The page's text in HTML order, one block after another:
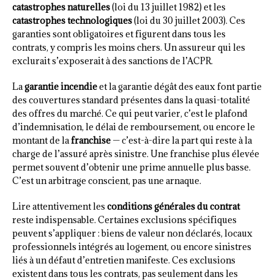
catastrophes naturelles(loi du 13 juillet 1982) et les
catastrophes technologiques(loi du 30 juillet 2003). Ces
garanties sont obligatoires et figurent dans tous les
contrats, y compris les moins chers. Un assureur qui les
exclurait s’exposerait à des sanctions de l’ACPR.
Lagarantie incendieet la garantie dégât des eaux font partie
des couvertures standard présentes dans la quasi-totalité
des offres du marché. Ce qui peut varier, c’est le plafond
d’indemnisation, le délai de remboursement, ou encore le
montant de lafranchise — c’est-à-dire la part qui reste à la
charge de l’assuré après sinistre. Une franchise plus élevée
permet souvent d’obtenir une prime annuelle plus basse.
C’est un arbitrage conscient, pas une arnaque.
Lire attentivement les conditions générales du contrat
reste indispensable. Certaines exclusions spécifiques
peuvent s’appliquer : biens de valeur non déclarés, locaux
professionnels intégrés au logement, ou encore sinistres
liés à un défaut d’entretien manifeste. Ces exclusions
existent dans tous les contrats, pas seulement dans les